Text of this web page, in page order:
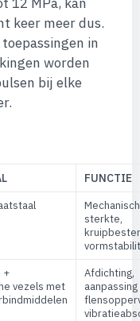
keer meer dus.
in
worden
bij elke
FUNCTIE
sterkte,
+
vezels met
Afdichting,
aanpassing